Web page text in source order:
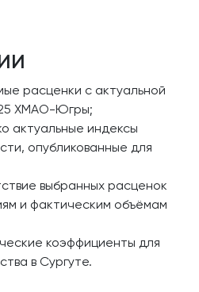
расценки с актуальной
ХМАО-Югры;
актуальные индексы
опубликованные для
выбранных расценок
и фактическим объёмам
коэффициенты для
в Сургуте.